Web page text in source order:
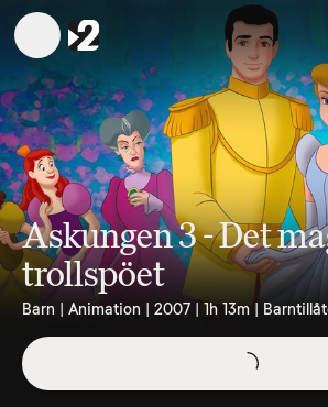
Askungen 3 - Det
trollspöet
Barn | Animation | 2007 | 1h 13m |